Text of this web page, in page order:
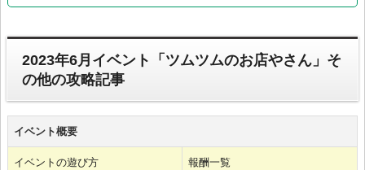
2023年6月イベント「ツムツムのお店やさん」そ
の他の攻略記事
イベント概要
イベントの遊び方 報酬一覧